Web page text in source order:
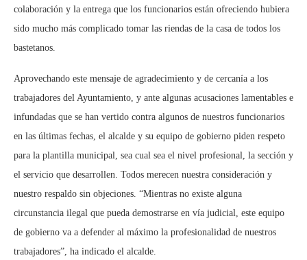
colaboración y la entrega que los funcionarios están ofreciendo hubiera
sido mucho más complicado tomar las riendas de la casa de todos los
bastetanos.
Aprovechando este mensaje de agradecimiento y de cercanía a los
trabajadores del Ayuntamiento, y ante algunas acusaciones lamentables e
infundadas que se han vertido contra algunos de nuestros funcionarios
en las últimas fechas, el alcalde y su equipo de gobierno piden respeto
para la plantilla municipal, sea cual sea el nivel profesional, la sección y
el servicio que desarrollen. Todos merecen nuestra consideración y
nuestro respaldo sin objeciones. “Mientras no existe alguna
circunstancia ilegal que pueda demostrarse en vía judicial, este equipo
de gobierno va a defender al máximo la profesionalidad de nuestros
trabajadores”, ha indicado el alcalde.